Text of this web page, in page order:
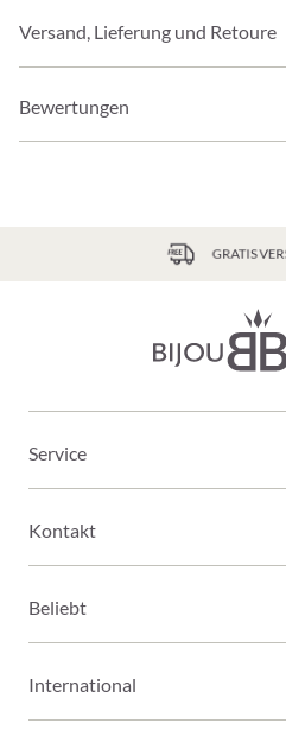
Versand, Lieferung und Retoure
Bewertungen
GRATIS
Service
Kontakt
Beliebt
International